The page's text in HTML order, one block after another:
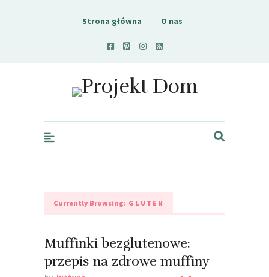
Strona główna O nas
Projekt Dom
Currently Browsing: GLUTEN
Muffinki bezglutenowe:
przepis na zdrowe muffiny